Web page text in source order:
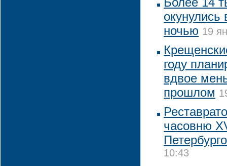
окунулись
ночью 19
году
вдвое
прошлом
часовню
10:43